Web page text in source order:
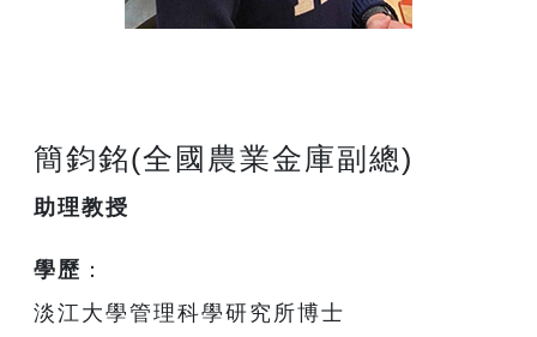
簡鈞銘(全國農業金庫副總)
助理教授
學歷 ：
淡江大學管理科學研究所博士